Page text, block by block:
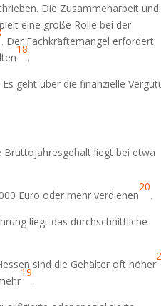
Die Zusammenarbeit
eine große Rolle bei der
. Der Fachkräftemangel erfordert
18
.
geht über die finanzielle
Bruttojahresgehalt liegt bei etwa
Euro oder mehr verdienen
20
.
liegt das durchschnittliche
sind die Gehälter oft höher
19
.